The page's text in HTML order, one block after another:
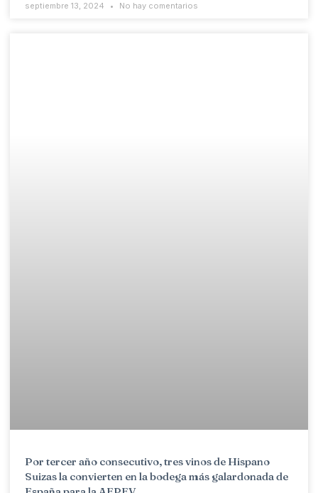
septiembre 13, 2024 No hay comentarios
Por tercer año consecutivo, tres vinos de Hispano
Suizas la convierten en la bodega más galardonada de